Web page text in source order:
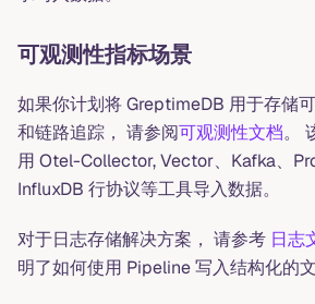
可观测性指标场景
如果你计划将 GreptimeDB 用于存储
和链路追踪， 请参阅可观测性文档。
用 Otel-Collector, Vector、Kafka、
InfluxDB 行协议等工具导入数据。
对于日志存储解决方案， 请参考 日志
明了如何使用 Pipeline 写入结构化的文